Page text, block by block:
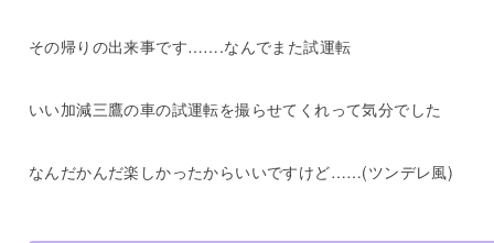
その帰りの出来事です…….なんでまた試運転
いい加減三鷹の車の試運転を撮らせてくれって気分でした
なんだかんだ楽しかったからいいですけど……(ツンデレ風)